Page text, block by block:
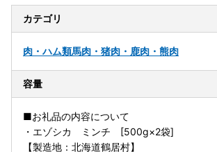
カテゴリ
肉・ハム類馬肉・猪肉・鹿肉・熊肉
容量
■お礼品の内容について
・エゾシカ ミンチ [500g×2袋]
【製造地：北海道鶴居村】